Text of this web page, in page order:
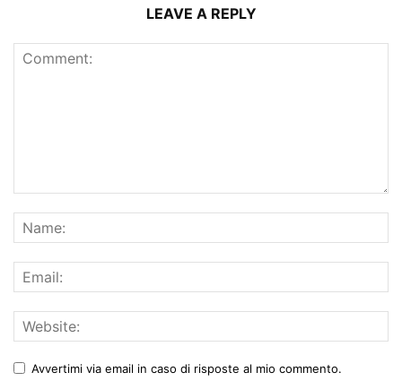
LEAVE A REPLY
Avvertimi via email in caso di risposte al mio commento.